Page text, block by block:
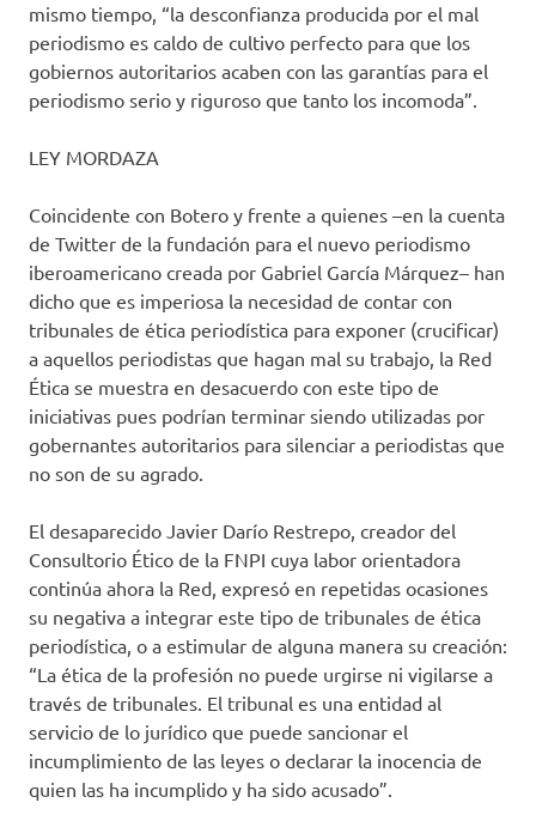
mismo tiempo, “la desconfianza producida por el mal
periodismo es caldo de cultivo perfecto para que los
gobiernos autoritarios acaben con las garantías para el
periodismo serio y riguroso que tanto los incomoda”.
LEY MORDAZA
Coincidente con Botero y frente a quienes –en la cuenta
de Twitter de la fundación para el nuevo periodismo
iberoamericano creada por Gabriel García Márquez– han
dicho que es imperiosa la necesidad de contar con
tribunales de ética periodística para exponer (crucificar)
a aquellos periodistas que hagan mal su trabajo, la Red
Ética se muestra en desacuerdo con este tipo de
iniciativas pues podrían terminar siendo utilizadas por
gobernantes autoritarios para silenciar a periodistas que
no son de su agrado.
El desaparecido Javier Darío Restrepo, creador del
Consultorio Ético de la FNPI cuya labor orientadora
continúa ahora la Red, expresó en repetidas ocasiones
su negativa a integrar este tipo de tribunales de ética
periodística, o a estimular de alguna manera su creación:
“La ética de la profesión no puede urgirse ni vigilarse a
través de tribunales. El tribunal es una entidad al
servicio de lo jurídico que puede sancionar el
incumplimiento de las leyes o declarar la inocencia de
quien las ha incumplido y ha sido acusado”.